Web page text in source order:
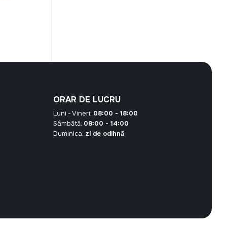
ORAR DE LUCRU
Luni - Vineri: 08:00 - 18:00
Sâmbătă: 08:00 - 14:00
Duminica: zi de odihnă